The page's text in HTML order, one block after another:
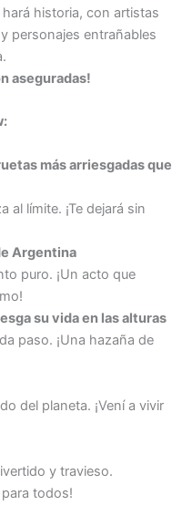
historia, con artistas
personajes entrañables
aseguradas!
más arriesgadas que
al límite. ¡Te dejará sin
Argentina
puro. ¡Un acto que
su vida en las alturas
paso. ¡Una hazaña de
del planeta. ¡Vení a vivir
y travieso.
para todos!